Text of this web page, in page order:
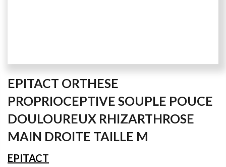
to
beginning
of
the
images
gallery
EPITACT ORTHESE
PROPRIOCEPTIVE SOUPLE POUCE
DOULOUREUX RHIZARTHROSE
MAIN DROITE TAILLE M
EPITACT